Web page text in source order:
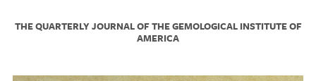
THE QUARTERLY JOURNAL OF THE GEMOLOGICAL INSTITUTE OF
AMERICA